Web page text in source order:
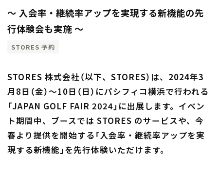
〜 入会率・継続率アップを実現する新機能の先
行体験会も実施 〜
STORES 予約
STORES 株式会社（以下、STORES）は、2024年3
月8日（金）〜10日（日）にパシフィコ横浜で行われる
「JAPAN GOLF FAIR 2024」に出展します。イベン
ト期間中、ブースでは STORES のサービスや、今
春より提供を開始する「入会率・継続率アップを実
現する新機能」を先行体験いただけます。